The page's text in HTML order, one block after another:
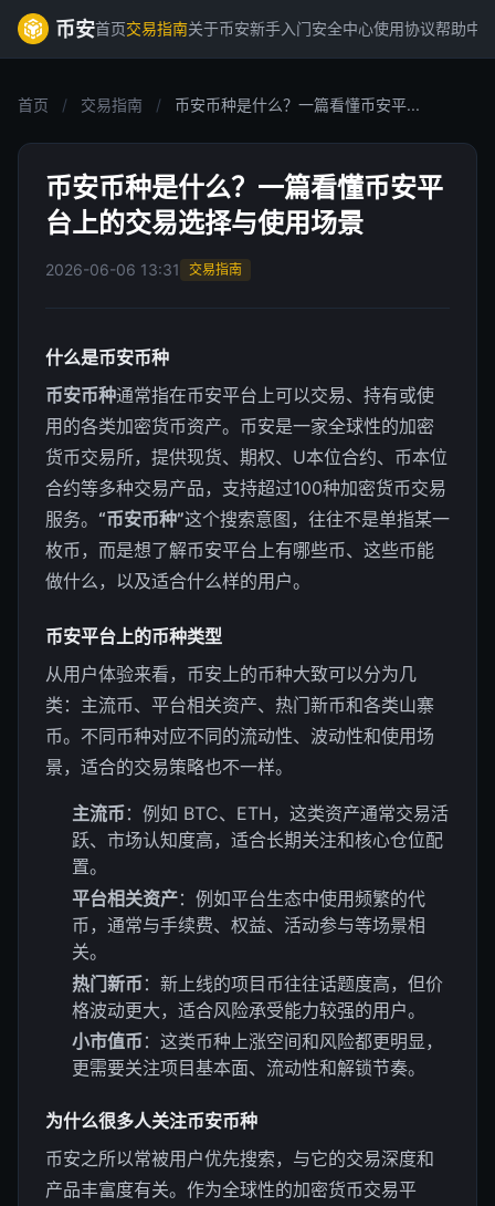
币安首页交易指南关于币安新手入门安全中心使用协议帮助中
首页 / 交易指南 / 币安币种是什么？一篇看懂币安平...
币安币种是什么？一篇看懂币安平
台上的交易选择与使用场景
2026-06-06 13:31 交易指南
什么是币安币种
币安币种通常指在币安平台上可以交易、持有或使
用的各类加密货币资产。币安是一家全球性的加密
货币交易所，提供现货、期权、U本位合约、币本位
合约等多种交易产品，支持超过100种加密货币交易
服务。 “币安币种”这个搜索意图，往往不是单指某一
枚币，而是想了解币安平台上有哪些币、这些币能
做什么，以及适合什么样的用户。
币安平台上的币种类型
从用户体验来看，币安上的币种大致可以分为几
类：主流币、平台相关资产、热门新币和各类山寨
币。不同币种对应不同的流动性、波动性和使用场
景，适合的交易策略也不一样。
主流币：例如 BTC、ETH，这类资产通常交易活
跃、市场认知度高，适合长期关注和核心仓位配
置。
平台相关资产：例如平台生态中使用频繁的代
币，通常与手续费、权益、活动参与等场景相
关。
热门新币：新上线的项目币往往话题度高，但价
格波动更大，适合风险承受能力较强的用户。
小市值币：这类币种上涨空间和风险都更明显，
更需要关注项目基本面、流动性和解锁节奏。
为什么很多人关注币安币种
币安之所以常被用户优先搜索，与它的交易深度和
产品丰富度有关。作为全球性的加密货币交易平